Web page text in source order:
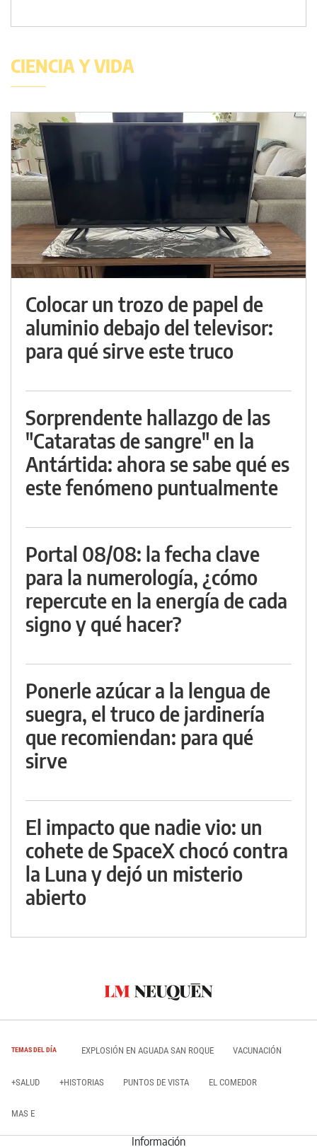
CIENCIA Y VIDA
Colocar un trozo de papel de
aluminio debajo del televisor:
para qué sirve este truco
Sorprendente hallazgo de las
"Cataratas de sangre" en la
Antártida: ahora se sabe qué es
este fenómeno puntualmente
Portal 08/08: la fecha clave
para la numerología, ¿cómo
repercute en la energía de cada
signo y qué hacer?
Ponerle azúcar a la lengua de
suegra, el truco de jardinería
que recomiendan: para qué
sirve
El impacto que nadie vio: un
cohete de SpaceX chocó contra
la Luna y dejó un misterio
abierto
TEMAS DEL DÍA EXPLOSIÓN EN AGUADA SAN ROQUE VACUNACIÓN
+SALUD +HISTORIAS PUNTOS DE VISTA EL COMEDOR
MAS E
Información